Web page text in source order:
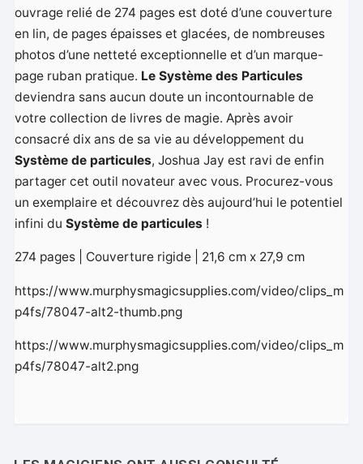
ouvrage relié de 274 pages est doté d’une couverture
en lin, de pages épaisses et glacées, de nombreuses
photos d’une netteté exceptionnelle et d’un marque-
page ruban pratique. Le Système des Particules
deviendra sans aucun doute un incontournable de
votre collection de livres de magie. Après avoir
consacré dix ans de sa vie au développement du
Système de particules, Joshua Jay est ravi de enfin
partager cet outil novateur avec vous. Procurez-vous
un exemplaire et découvrez dès aujourd’hui le potentiel
infini duSystème de particules !
274 pages | Couverture rigide | 21,6 cm x 27,9 cm
https://www.murphysmagicsupplies.com/video/clips_m
p4fs/78047-alt2-thumb.png
https://www.murphysmagicsupplies.com/video/clips_m
p4fs/78047-alt2.png